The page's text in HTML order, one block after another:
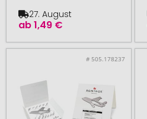
ab1,49 €
27. August
# 505.178237